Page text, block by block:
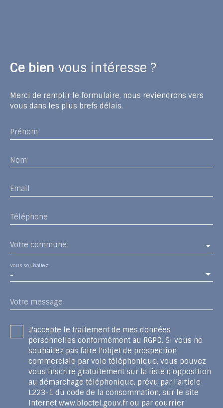
Ce bien vous intéresse ?
Merci de remplir le formulaire, nous reviendrons vers
vous dans les plus brefs délais.
Prénom
Nom
Email
Téléphone
Votre commune
-
Vous souhaitez
Votre message
J'accepte le traitement de mes données
personnelles conformément au RGPD. Si vous ne
souhaitez pas faire l'objet de prospection
commerciale par voie téléphonique, vous pouvez
vous inscrire gratuitement sur la liste d'opposition
au démarchage téléphonique, prévu par l'article
L223-1 du code de la consommation, sur le site
Internet www.bloctel.gouv.fr ou par courrier